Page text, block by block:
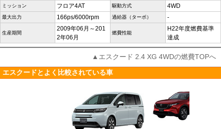
ミッション フロア4AT 駆動方式 4WD
最大出力 166ps/6000rpm 過給器（ターボ） -
生産期間
2009年06月～201
2年06月
燃費性能
H22年度燃費基準
達成
▲エスクード 2.4 XG 4WDの燃費TOPへ
エスクードとよく比較されている車